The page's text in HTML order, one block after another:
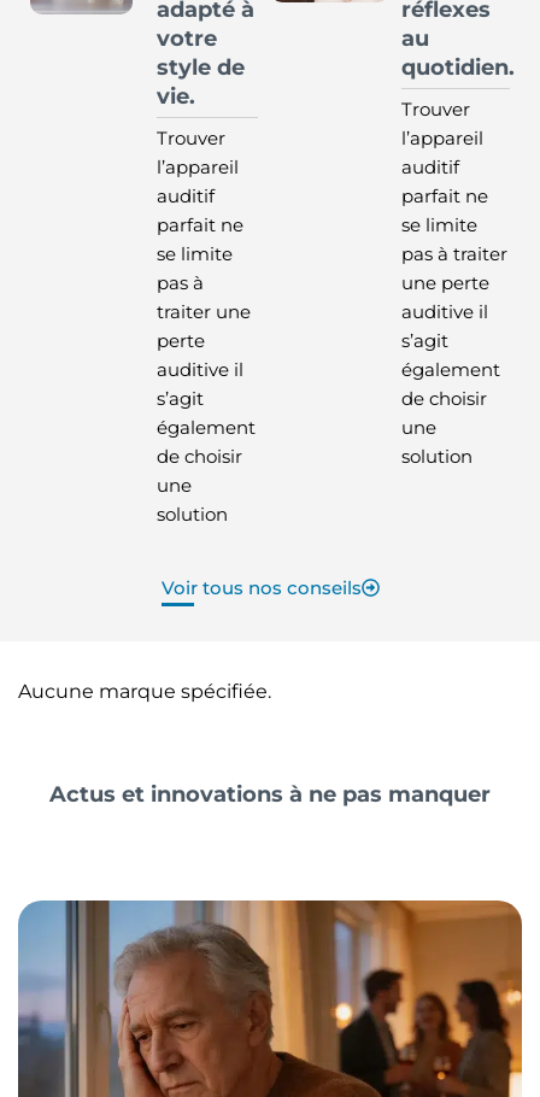
adapté à
votre
style de
vie.
Trouver
l’appareil
auditif
parfait ne
se limite
pas à
traiter une
perte
auditive il
s’agit
également
de choisir
une
solution
réflexes
au
quotidien.
Trouver
l’appareil
auditif
parfait ne
se limite
pas à traiter
une perte
auditive il
s’agit
également
de choisir
une
solution
Voir tous nos conseils
Aucune marque spécifiée.
Actus et innovations à ne pas manquer